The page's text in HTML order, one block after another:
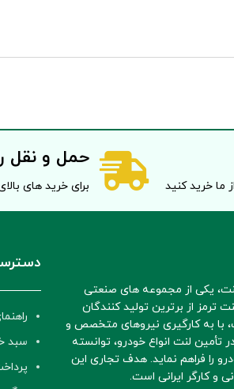
ما خرید کنید
حمل و نقل
برای خرید های بالای ۱۳۰۰۰۰۰
یکی از مجموعه های صنعتی
ترمز از برترین تولید کنندگان
با به کارگیری نیروهای متخصص و
تأمین لنت انواع خودرو، توانسته
را فراهم نماید. هدف تجاری این
و کارگر ایرانی است.
سبد